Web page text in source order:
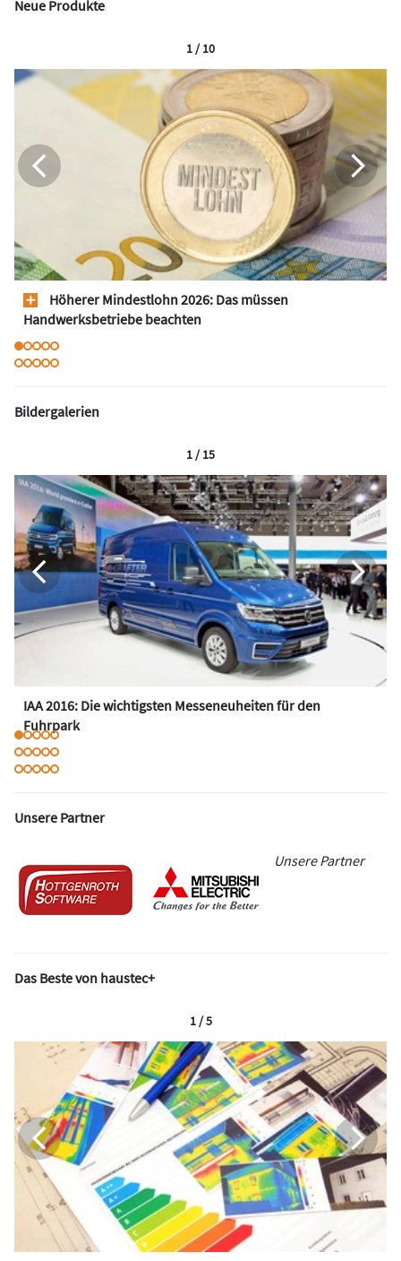
Neue Produkte
Höherer Mindestlohn 2026: Das müssen
Handwerksbetriebe beachten
1 / 10
Bildergalerien
IAA 2016: Die wichtigsten Messeneuheiten für den
Fuhrpark
1 / 15
Unsere Partner
Unsere Partner
Das Beste von haustec+
1 / 5